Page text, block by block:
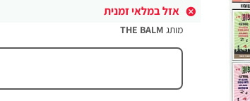
אזל במלאי זמנית
מותג THE BALM